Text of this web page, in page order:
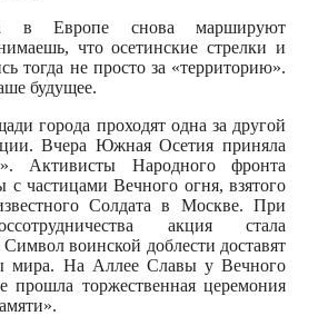
в Европе снова маршируют
что осетинские стрелки и
тогда не просто за «территорию».
будущее.
города проходят одна за другой
Вчера Южная Осетия приняла
Активисты Народного фронта
с частицами Вечного огня, взятого
Солдата в Москве. При
акция стала
воинской доблести доставят
мира. На Аллее Славы у Вечного
прошла торжественная церемония